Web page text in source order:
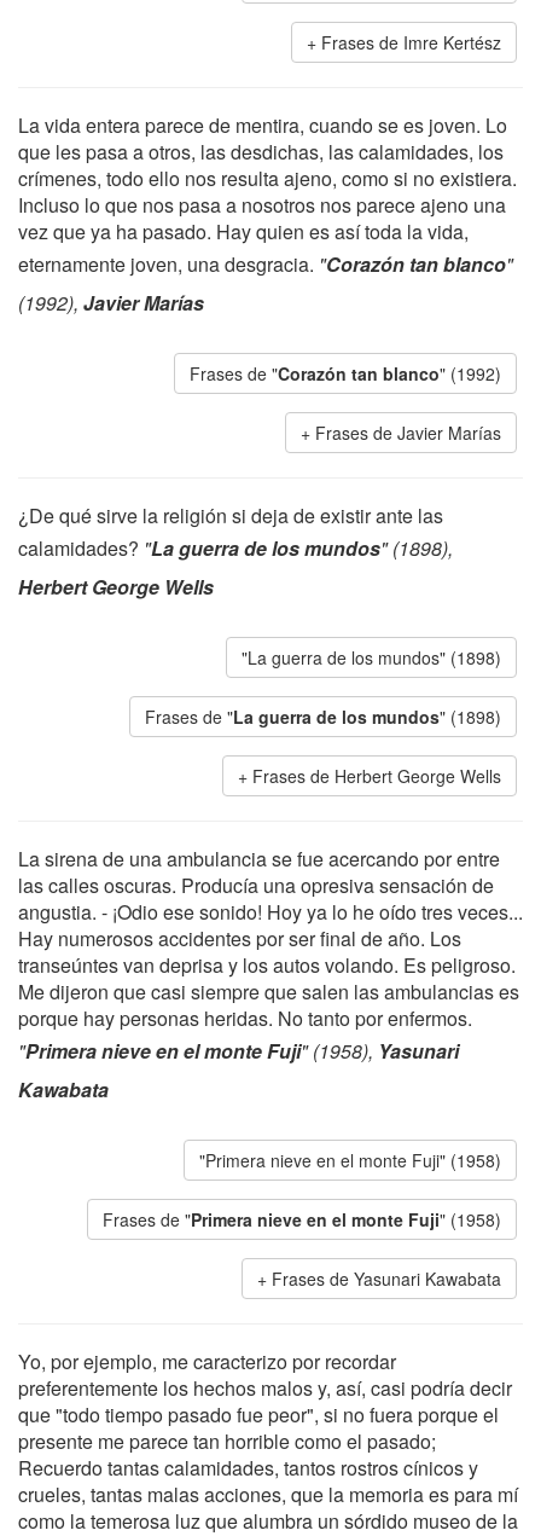
Frases de Imre Kertész
La vida entera parece de mentira, cuando se es joven. Lo
que les pasa a otros, las desdichas, las calamidades, los
crímenes, todo ello nos resulta ajeno, como si no existiera.
Incluso lo que nos pasa a nosotros nos parece ajeno una
vez que ya ha pasado. Hay quien es así toda la vida,
eternamente joven, una desgracia. "Corazón tan blanco"
(1992), Javier Marías
Frases de "Corazón tan blanco" (1992)
Frases de Javier Marías
¿De qué sirve la religión si deja de existir ante las
calamidades? "La guerra de los mundos" (1898),
Herbert George Wells
"La guerra de los mundos" (1898)
Frases de "La guerra de los mundos" (1898)
Frases de Herbert George Wells
La sirena de una ambulancia se fue acercando por entre
las calles oscuras. Producía una opresiva sensación de
angustia. - ¡Odio ese sonido! Hoy ya lo he oído tres veces...
Hay numerosos accidentes por ser final de año. Los
transeúntes van deprisa y los autos volando. Es peligroso.
Me dijeron que casi siempre que salen las ambulancias es
porque hay personas heridas. No tanto por enfermos.
"Primera nieve en el monte Fuji" (1958), Yasunari
Kawabata
"Primera nieve en el monte Fuji" (1958)
Frases de "Primera nieve en el monte Fuji" (1958)
Frases de Yasunari Kawabata
Yo, por ejemplo, me caracterizo por recordar
preferentemente los hechos malos y, así, casi podría decir
que "todo tiempo pasado fue peor", si no fuera porque el
presente me parece tan horrible como el pasado;
Recuerdo tantas calamidades, tantos rostros cínicos y
crueles, tantas malas acciones, que la memoria es para mí
como la temerosa luz que alumbra un sórdido museo de la